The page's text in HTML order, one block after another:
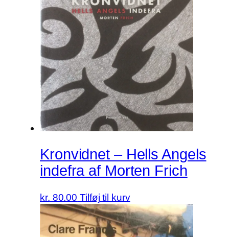
Kronvidnet – Hells Angels
indefra af Morten Frich
kr. 80.00 Tilføj til kurv